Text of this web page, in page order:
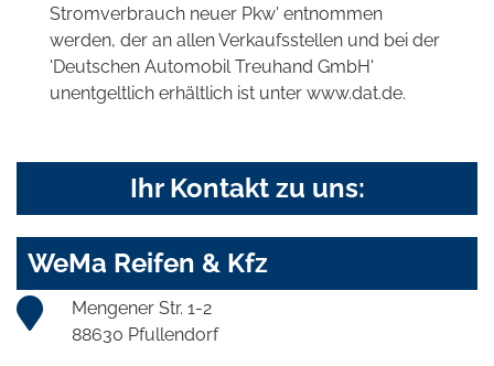
Stromverbrauch neuer Pkw' entnommen
werden, der an allen Verkaufsstellen und bei der
'Deutschen Automobil Treuhand GmbH'
unentgeltlich erhältlich ist unter www.dat.de.
Ihr Kontakt zu uns:
WeMa Reifen & Kfz
Mengener Str. 1-2
88630 Pfullendorf